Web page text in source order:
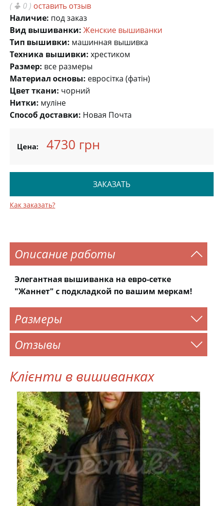
(
0 ) оставить отзыв
Наличие: под заказ
Вид вышиванки: Женские вышиванки
Тип вышивки: машинная вышивка
Техника вышивки: хрестиком
Размер: все размеры
Материал основы: евросітка (фатін)
Цвет ткани: чорний
Нитки: муліне
Способ доставки: Новая Почта
Цена: 4730 грн
ЗАКАЗАТЬ
Как заказать?
Описание работы
Элегантная вышиванка на евро-сетке
"Жаннет" с подкладкой по вашим меркам!
Размеры
Отзывы
Клієнти в вишиванках